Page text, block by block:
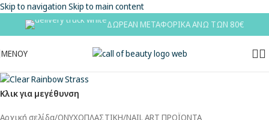
Skip to navigation Skip to main content
ΔΩΡΕΑΝ ΜΕΤΑΦΟΡΙΚΑ ΑΝΩ ΤΩΝ 80€
ΜΕΝΟΥ
Κλικ για μεγέθυνση
Αρχική σελίδα/ΟΝΥΧΟΠΛΑΣΤΙΚΗ/NAIL ART ΠΡΟΪΟΝΤΑ